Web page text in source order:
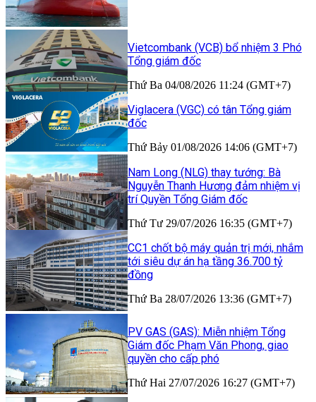
Vietcombank (VCB) bổ nhiệm 3 Phó
Tổng giám đốc
Thứ Ba 04/08/2026 11:24 (GMT+7)
Viglacera (VGC) có tân Tổng giám
đốc
Thứ Bảy 01/08/2026 14:06 (GMT+7)
Nam Long (NLG) thay tướng: Bà
Nguyễn Thanh Hương đảm nhiệm vị
trí Quyền Tổng Giám đốc
Thứ Tư 29/07/2026 16:35 (GMT+7)
CC1 chốt bộ máy quản trị mới, nhắm
tới siêu dự án hạ tầng 36.700 tỷ
đồng
Thứ Ba 28/07/2026 13:36 (GMT+7)
PV GAS (GAS): Miễn nhiệm Tổng
Giám đốc Phạm Văn Phong, giao
quyền cho cấp phó
Thứ Hai 27/07/2026 16:27 (GMT+7)